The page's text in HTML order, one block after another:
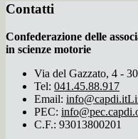
Contatti
Confederazione delle
in scienze motorie
Via del Gazzato, 4 -
Tel: 041.45.88.917
Email: info@capdi.it
PEC:
C.F.: 93013800201